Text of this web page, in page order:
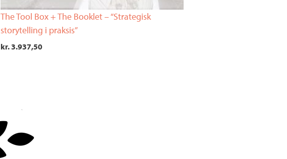
The Tool Box + The Booklet – “Strategisk
storytelling i praksis”
kr.3.937,50